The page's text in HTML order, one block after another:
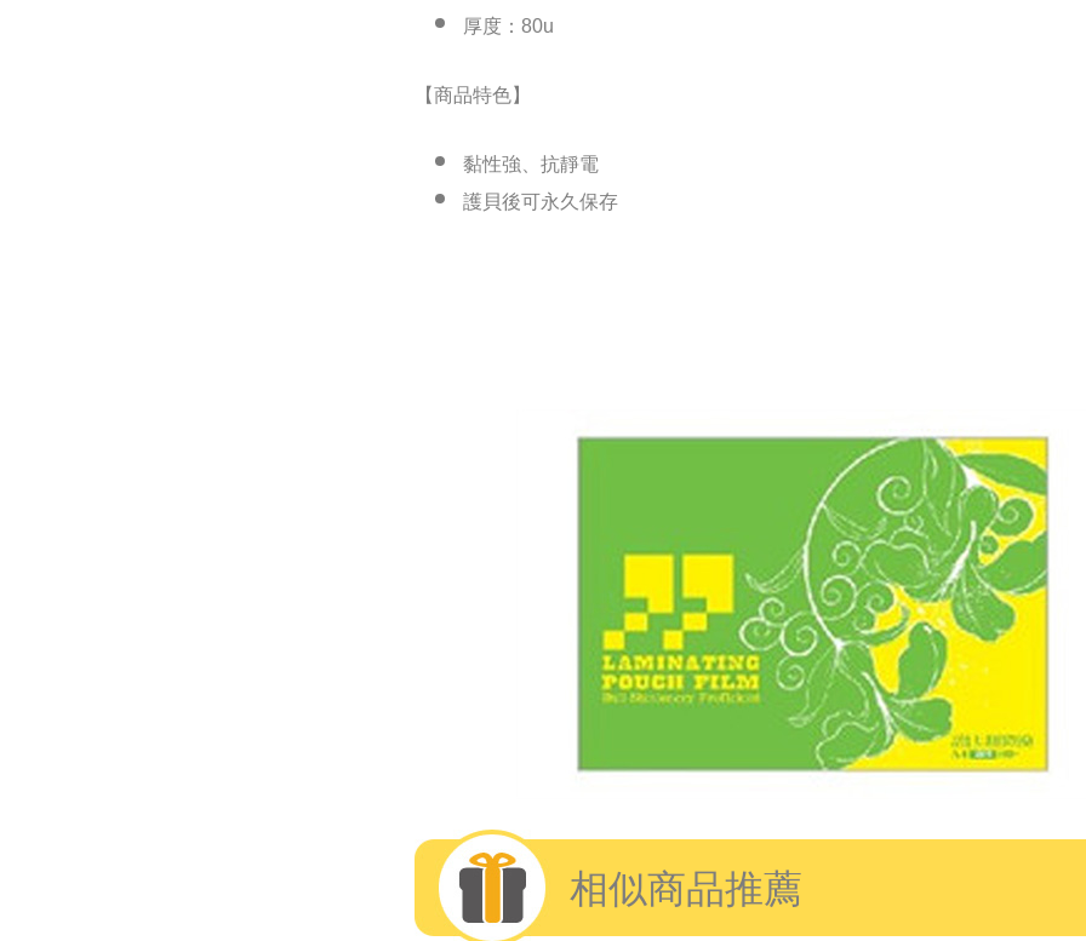
厚度：80u
【商品特色】
黏性強、抗靜電
護貝後可永久保存
相似商品推薦